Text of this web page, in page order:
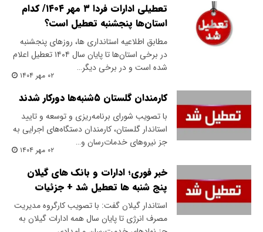
تعطیلی ادارات فردا ۳ مهر ۱۴۰۴/ کدام
استان‌ها پنجشنبه تعطیل است؟
مطابق اطلاعیه استانداری ها، روزهای پنجشنبه
در برخی استان‌ها تا پایان سال ۱۴۰۴ تعطیل اعلام
شده است و در برخی دیگر…
۰۲ مهر ۱۴۰۴
کارمندان گلستان ۵شنبه‌ها دورکار شدند
با تصویب شورای برنامه‌ریزی و توسعه و تایید
استاندار گلستان، کارمندان دستگاه‌های اجرایی به
جز نیروهای خدمات‌رسان و…
۰۲ مهر ۱۴۰۴
خبر فوری؛ ادارات و بانک های گیلان
پنج شنبه ها تعطیل شد + جزئیات
استاندار گیلان گفت: با تصویب کارگروه مدیریت
مصرف انرژی تا پایان سال همه ادارات گیلان به